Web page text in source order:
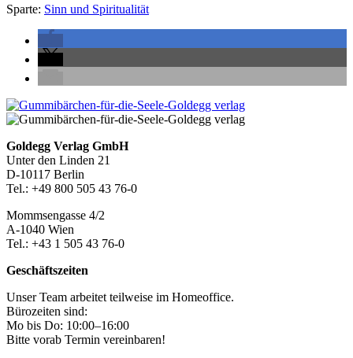
Sparte: Sinn und Spiritualität
Seitenleiste
Footer-
Section
Goldegg Verlag GmbH
Unter den Linden 21
D-10117 Berlin
Tel.: +49 800 505 43 76-0
Mommsengasse 4/2
A-1040 Wien
Tel.: +43 1 505 43 76-0
Geschäftszeiten
Unser Team arbeitet teilweise im Homeoffice.
Bürozeiten sind:
Mo bis Do: 10:00–16:00
Bitte vorab Termin vereinbaren!